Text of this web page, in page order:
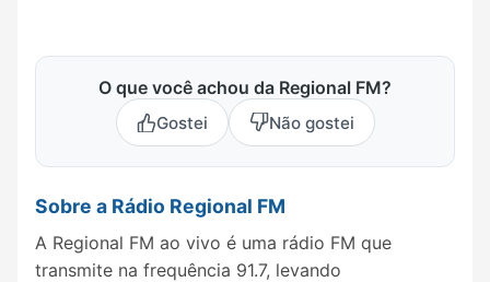
O que você achou da Regional FM?
Gostei Não gostei
Sobre a Rádio Regional FM
A Regional FM ao vivo é uma rádio FM que
transmite na frequência 91.7, levando